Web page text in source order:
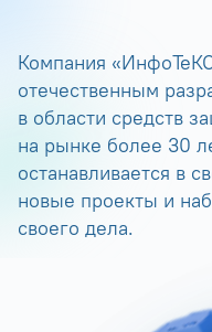
Компания
отечественным
в области средств
на рынке более 30
останавливается в
новые проекты и
своего дела.